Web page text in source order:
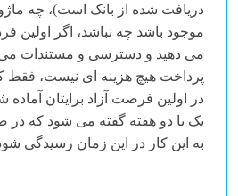
دریافت شده از بانک است)، چه
موجود باشد چه نباشد، اگر اولین
می دهید و دسترسی و مستندات می
پرداخت هیچ هزینه ای نیست، فقط
در اولین فرصت آزاد برایتان آماده
یک یا دو هفته گفته می شود که
به این کار در این زمان رسیدگی